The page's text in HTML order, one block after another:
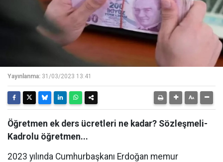
Yayınlanma: 31/03/2023 13:41
Öğretmen ek ders ücretleri ne kadar? Sözleşmeli-
Kadrolu öğretmen...
2023 yılında Cumhurbaşkanı Erdoğan memur